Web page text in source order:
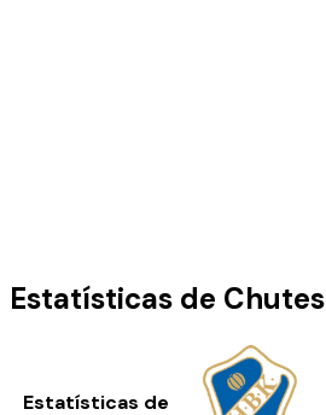
Estatísticas de Chutes
Estatísticas de